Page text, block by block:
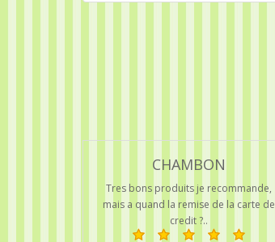
CHAMBON
Tres bons produits je recommande,
mais a quand la remise de la carte de
credit ?..